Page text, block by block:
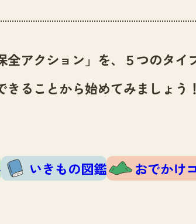
アクション」を、５つのタイ
きることから始めてみましょう！
いきもの図鑑 おでかけ